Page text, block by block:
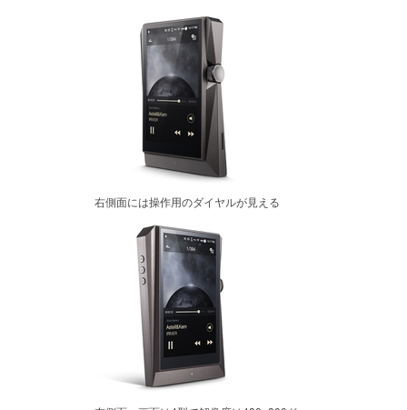
右側面には操作用のダイヤルが見える